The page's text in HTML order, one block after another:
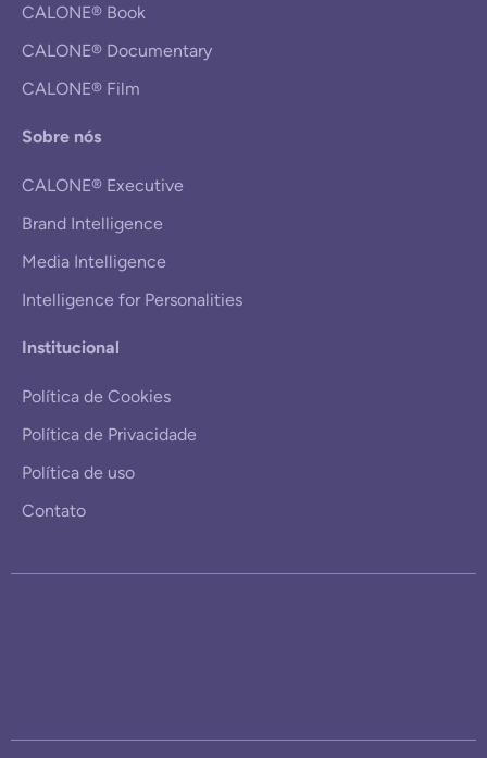
CALONE® Book
CALONE® Documentary
CALONE® Film
Sobre nós
CALONE® Executive
Brand Intelligence
Media Intelligence
Intelligence for Personalities
Institucional
Política de Cookies
Política de Privacidade
Política de uso
Contato